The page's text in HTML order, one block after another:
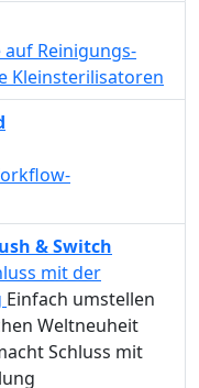
Reinigungs-
Kleinsterilisatoren
& Switch
mit der
Einfach umstellen
Weltneuheit
Schluss mit